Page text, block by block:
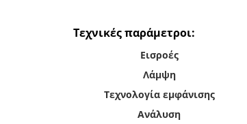
Τεχνικές παράμετροι:
Εισροές
Λάμψη
Τεχνολογία εμφάνισης
Ανάλυση